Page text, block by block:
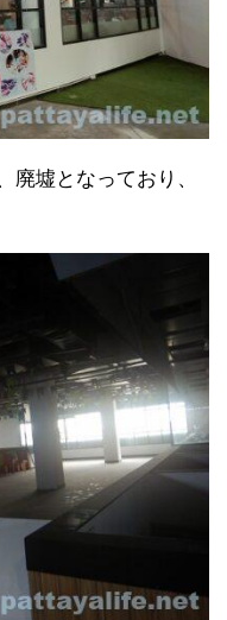
廃墟となっており、